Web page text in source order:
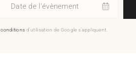
Date de l'évènement
conditions d'utilisation de Google s'appliquent.